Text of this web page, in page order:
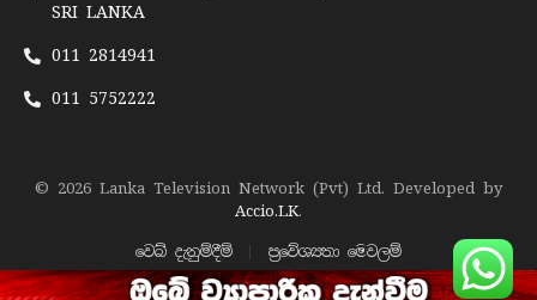
SRI LANKA
011 2814941
011 5752222
© 2026 Lanka Television Network (Pvt) Ltd. Developed by
Accio.LK.
වෙබ් දැනුම්දීම්
ප්‍රවේශ්‍යතා මෙවලම්